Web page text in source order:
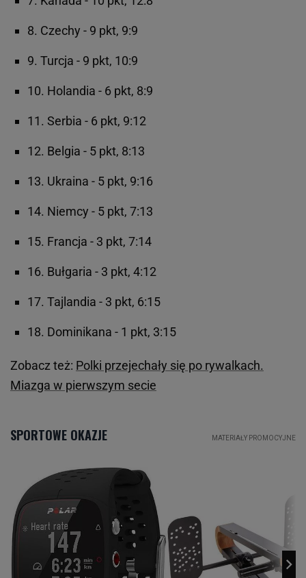
8. Czechy - 9 pkt, 9:9
9. Turcja - 9 pkt, 10:9
10. Holandia - 6 pkt, 8:9
11. Serbia - 6 pkt, 9:12
12. Belgia - 5 pkt, 8:13
13. Ukraina - 5 pkt, 9:16
14. Niemcy - 5 pkt, 7:13
15. Francja - 3 pkt, 7:14
16. Bułgaria - 3 pkt, 4:12
17. Tajlandia - 3 pkt, 6:15
18. Dominikana - 1 pkt, 3:15
Zobacz też: Polki przejechały się po rywalkach.
Miazga w pierwszym secie